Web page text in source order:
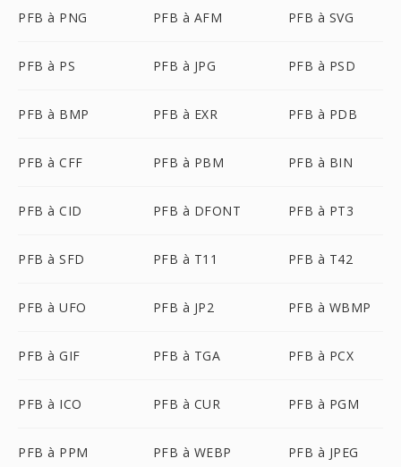
PFB à PNG PFB à AFM PFB à SVG
PFB à PS PFB à JPG PFB à PSD
PFB à BMP PFB à EXR PFB à PDB
PFB à CFF PFB à PBM PFB à BIN
PFB à CID PFB à DFONT PFB à PT3
PFB à SFD PFB à T11 PFB à T42
PFB à UFO PFB à JP2 PFB à WBMP
PFB à GIF PFB à TGA PFB à PCX
PFB à ICO PFB à CUR PFB à PGM
PFB à PPM PFB à WEBP PFB à JPEG